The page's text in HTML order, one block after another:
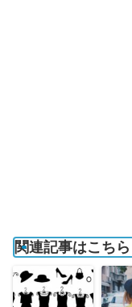
関連記事はこちら